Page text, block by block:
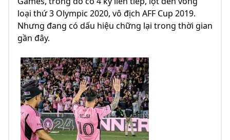
loại thứ 3 Olympic 2020, vô địch AFF Cup 2019.
Nhưng đang có dấu hiệu chững lại trong thời gian
gần đây.